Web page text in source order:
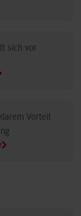
sich vor
Vorteil